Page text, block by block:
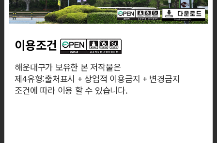
이용조건
해운대구가 보유한 본 저작물은
제4유형:출처표시 + 상업적 이용금지 + 변경금지
조건에 따라 이용 할 수 있습니다.